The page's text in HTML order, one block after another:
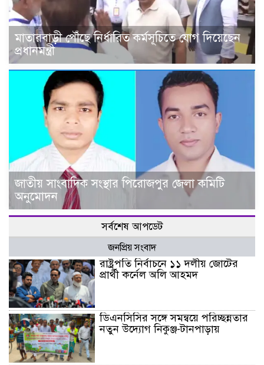
মাতারবাড়ী পৌঁছে নির্ধারিত কর্মসূচিতে যোগ দিয়েছেন
প্রধানমন্ত্রী
জাতীয় সাংবাদিক সংস্থার পিরোজপুর জেলা কমিটি
অনুমোদন
সর্বশেষ আপডেট
জনপ্রিয় সংবাদ
রাষ্ট্রপতি নির্বাচনে ১১ দলীয় জোটের
প্রার্থী কর্নেল অলি আহমদ
ডিএনসিসির সঙ্গে সমন্বয়ে পরিচ্ছন্নতার
নতুন উদ্যোগ নিকুঞ্জ-টানপাড়ায়